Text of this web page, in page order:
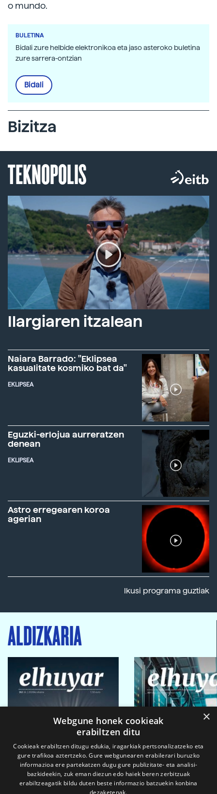
o mundo.
BULETINA
Bidali zure helbide elektronikoa eta jaso asteroko buletina
zure sarrera-ontzian
Bidali
Bizitza
TEKNOPOLIS
Ilargiaren itzalean
Naiara Barrado: "Eklipsea
kasualitate kosmiko bat da"
EKLIPSEA
Eguzki-erlojua aurreratzen
denean
EKLIPSEA
Astro erregearen koroa
agerian
Ikusi programa guztiak
ALDIZKARIA
×
Webgune honek cookieak
erabiltzen ditu
Cookieak erabiltzen ditugu edukia, iragarkiak pertsonalizatzeko eta
gure trafikoa aztertzeko. Gure webgunearen erabilerari buruzko
informazioa ere partekatzen dugu gure publizitate- eta analisi-
bazkideekin, zuk eman diezun edo haiek beren zerbitzuak
erabiltzeagatik bildu duten beste informazio batzuekin konbina
dezaketenak.